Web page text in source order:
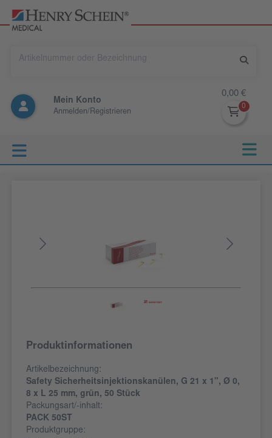
Mein Konto
Anmelden/Registrieren
0,00 €
Produktinformationen
Artikelbezeichnung:
Safety Sicherheitsinjektionskanülen, G 21 x 1", Ø 0,
8 x L 25 mm, grün, 50 Stück
Packungsart/-inhalt:
PACK 50ST
Produktgruppe: